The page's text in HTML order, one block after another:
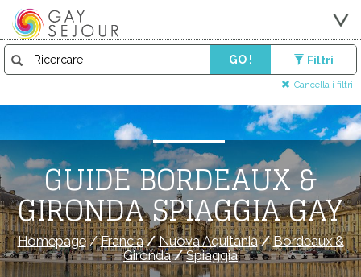
GO ! Filtri
Cancella i filtri
GUIDE BORDEAUX &
GIRONDA SPIAGGIA GAY
Homepage/Francia/Nuova Aquitania/Bordeaux &
Gironda/Spiaggia